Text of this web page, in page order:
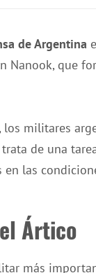
de Argentina
Nanook, que
militares
de una
en las
Ártico
más